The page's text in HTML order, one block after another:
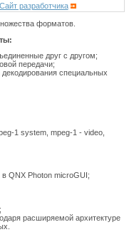
Сайт разработчика
форматов.
друг с другом;
передачи;
специальных
1 system, mpeg-1 - video,
QNX Photon microGUI;
расширяемой архитектуре